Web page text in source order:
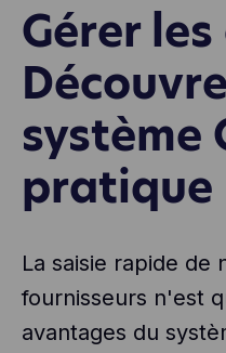
Gérer
système
pratique
La saisie rapide de
fournisseurs n'est
avantages du